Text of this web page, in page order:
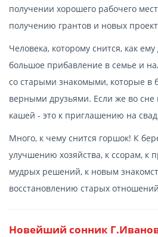
получении хорошего рабочего
получению грантов и новых
Человека, которому снится, как
большое прибавление в семье и
со старыми знакомыми, которые в
верными друзьями. Если же во сне
кашей - это к приглашению на
Много, к чему снится горшок! К
улучшению хозяйства, к ссорам, к
мудрых решений, к новым
восстановлению старых
Новейший сонник